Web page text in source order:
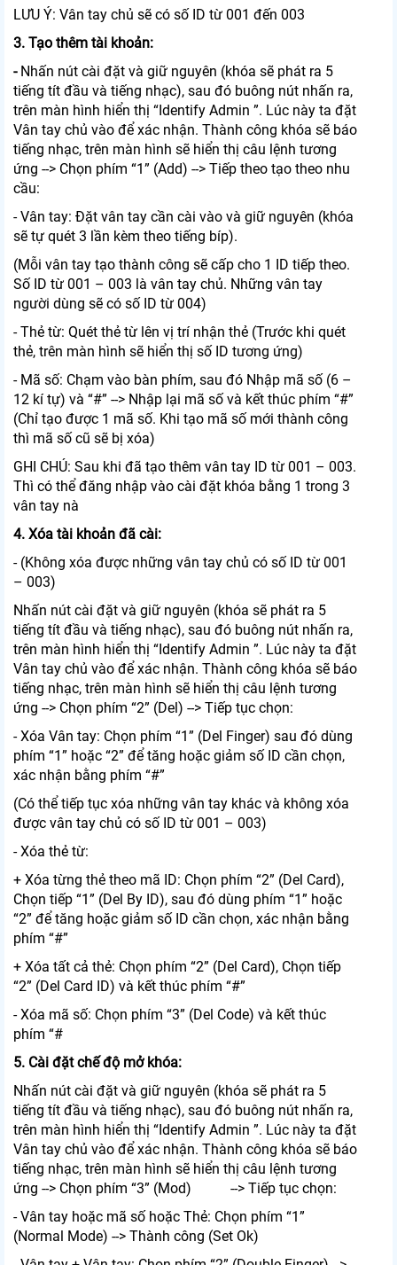
LƯU Ý: Vân tay chủ sẽ có số ID từ 001 đến 003
3. Tạo thêm tài khoản:
-Nhấn nút cài đặt và giữ nguyên (khóa sẽ phát ra 5
tiếng tít đầu và tiếng nhạc), sau đó buông nút nhấn ra,
trên màn hình hiển thị “Identify Admin ”. Lúc này ta đặt
Vân tay chủ vào để xác nhận. Thành công khóa sẽ báo
tiếng nhạc, trên màn hình sẽ hiển thị câu lệnh tương
ứng --> Chọn phím “1” (Add) --> Tiếp theo tạo theo nhu
cầu:
- Vân tay: Đặt vân tay cần cài vào và giữ nguyên (khóa
sẽ tự quét 3 lần kèm theo tiếng bíp).
(Mỗi vân tay tạo thành công sẽ cấp cho 1 ID tiếp theo.
Số ID từ 001 – 003 là vân tay chủ. Những vân tay
người dùng sẽ có số ID từ 004)
- Thẻ từ: Quét thẻ từ lên vị trí nhận thẻ (Trước khi quét
thẻ, trên màn hình sẽ hiển thị số ID tương ứng)
- Mã số: Chạm vào bàn phím, sau đó Nhập mã số (6 –
12 kí tự) và “#” --> Nhập lại mã số và kết thúc phím “#”
(Chỉ tạo được 1 mã số. Khi tạo mã số mới thành công
thì mã số cũ sẽ bị xóa)
GHI CHÚ: Sau khi đã tạo thêm vân tay ID từ 001 – 003.
Thì có thể đăng nhập vào cài đặt khóa bằng 1 trong 3
vân tay nà
4. Xóa tài khoản đã cài:
- (Không xóa được những vân tay chủ có số ID từ 001
– 003)
Nhấn nút cài đặt và giữ nguyên (khóa sẽ phát ra 5
tiếng tít đầu và tiếng nhạc), sau đó buông nút nhấn ra,
trên màn hình hiển thị “Identify Admin ”. Lúc này ta đặt
Vân tay chủ vào để xác nhận. Thành công khóa sẽ báo
tiếng nhạc, trên màn hình sẽ hiển thị câu lệnh tương
ứng --> Chọn phím “2” (Del) --> Tiếp tục chọn:
- Xóa Vân tay: Chọn phím “1” (Del Finger) sau đó dùng
phím “1” hoặc “2” để tăng hoặc giảm số ID cần chọn,
xác nhận bằng phím “#”
(Có thể tiếp tục xóa những vân tay khác và không xóa
được vân tay chủ có số ID từ 001 – 003)
- Xóa thẻ từ:
+ Xóa từng thẻ theo mã ID: Chọn phím “2” (Del Card),
Chọn tiếp “1” (Del By ID), sau đó dùng phím “1” hoặc
“2” để tăng hoặc giảm số ID cần chọn, xác nhận bằng
phím “#”
+ Xóa tất cả thẻ: Chọn phím “2” (Del Card), Chọn tiếp
“2” (Del Card ID) và kết thúc phím “#”
- Xóa mã số: Chọn phím “3” (Del Code) và kết thúc
phím “#
5. Cài đặt chế độ mở khóa:
Nhấn nút cài đặt và giữ nguyên (khóa sẽ phát ra 5
tiếng tít đầu và tiếng nhạc), sau đó buông nút nhấn ra,
trên màn hình hiển thị “Identify Admin ”. Lúc này ta đặt
Vân tay chủ vào để xác nhận. Thành công khóa sẽ báo
tiếng nhạc, trên màn hình sẽ hiển thị câu lệnh tương
ứng --> Chọn phím “3” (Mod) --> Tiếp tục chọn:
- Vân tay hoặc mã số hoặc Thẻ: Chọn phím “1”
(Normal Mode) --> Thành công (Set Ok)